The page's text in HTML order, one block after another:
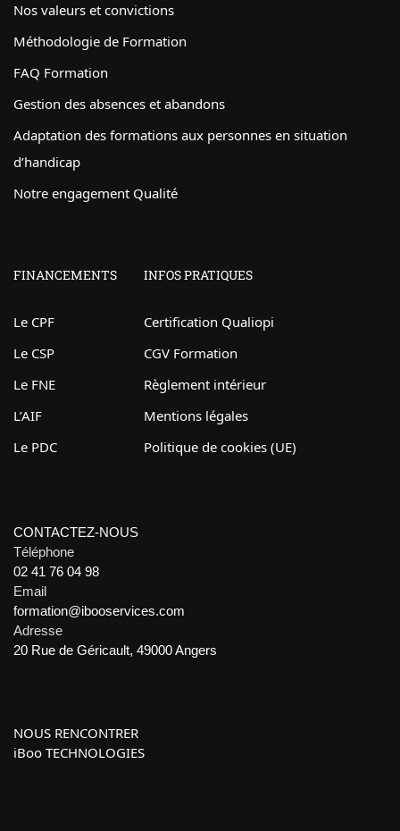
Nos valeurs et convictions
Méthodologie de Formation
FAQ Formation
Gestion des absences et abandons
Adaptation des formations aux personnes en situation
d’handicap
Notre engagement Qualité
FINANCEMENTS
Le CPF
Le CSP
Le FNE
L’AIF
Le PDC
INFOS PRATIQUES
Certification Qualiopi
CGV Formation
Règlement intérieur
Mentions légales
Politique de cookies (UE)
CONTACTEZ-NOUS
Téléphone
02 41 76 04 98
Email
formation@ibooservices.com
Adresse
20 Rue de Géricault, 49000 Angers
NOUS RENCONTRER
iBoo TECHNOLOGIES